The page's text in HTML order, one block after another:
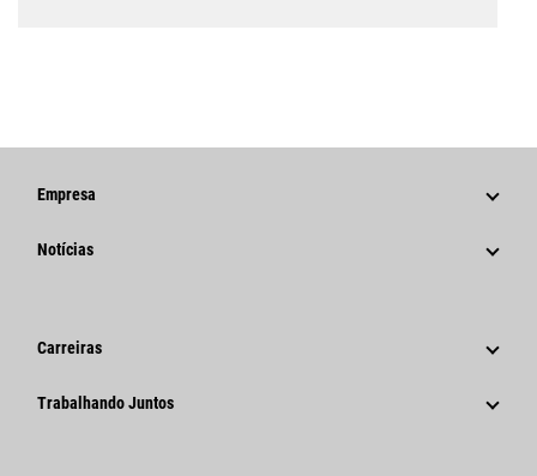
Empresa
Estratégia
Código De Conduta
Notícias
Comunicados À Imprensa Corporativos
Carreiras
Por Que A Caterpillar?
Trabalhando Juntos